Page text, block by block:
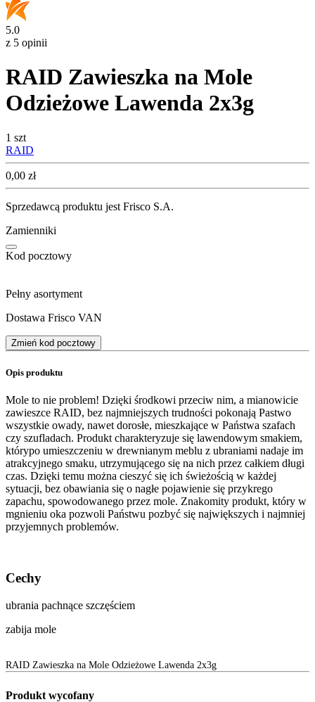
5.0
z 5 opinii
RAID Zawieszka na Mole
Odzieżowe Lawenda 2x3g
1 szt
RAID
Cena
0,00 zł
Sprzedawcą produktu jest Frisco S.A.
Zamienniki
Kod pocztowy
Pełny asortyment
Dostawa Frisco VAN
Zmień kod pocztowy
Opis produktu
Mole to nie problem! Dzięki środkowi przeciw nim, a mianowicie
zawieszce RAID, bez najmniejszych trudności pokonają Pastwo
wszystkie owady, nawet dorosłe, mieszkające w Państwa szafach
czy szufladach. Produkt charakteryzuje się lawendowym smakiem,
którypo umieszczeniu w drewnianym meblu z ubraniami nadaje im
atrakcyjnego smaku, utrzymującego się na nich przez całkiem długi
czas. Dzięki temu można cieszyć się ich świeżością w każdej
sytuacji, bez obawiania się o nagłe pojawienie się przykrego
zapachu, spowodowanego przez mole. Znakomity produkt, który w
mgnieniu oka pozwoli Państwu pozbyć się największych i najmniej
przyjemnych problemów.
Cechy
ubrania pachnące szczęściem
zabija mole
RAID Zawieszka na Mole Odzieżowe Lawenda 2x3g
Produkt wycofany